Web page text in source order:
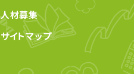
人材募集
サイトマップ